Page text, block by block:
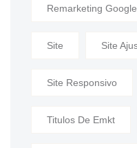
Remarketing
Site Site
Site Responsivo
Titulos De Emkt